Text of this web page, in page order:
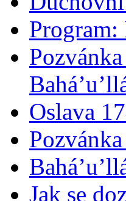
Program:
Oslava
Jak se